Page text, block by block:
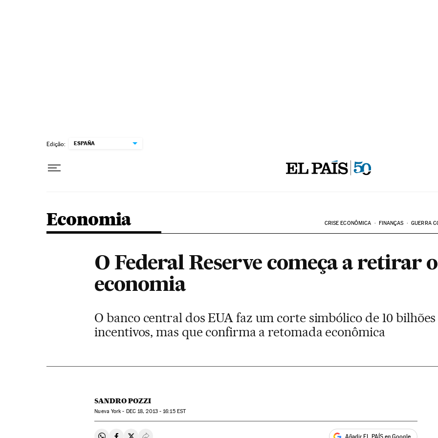
Edição: ESPAÑA
Economia CRISE ECONÔMICA FINANÇAS GUERRA
O Federal Reserve começa a retirar
economia
O banco central dos EUA faz um corte simbólico de 10
incentivos, mas que confirma a retomada econômica
SANDRO POZZI
Nueva York - DEC18, 2013 - 16:15EST
Añadir EL PAÍS en Google